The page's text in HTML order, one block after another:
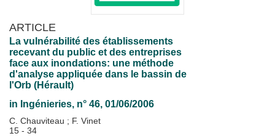
ARTICLE
La vulnérabilité des établissements
recevant du public et des entreprises
face aux inondations: une méthode
d'analyse appliquée dans le bassin de
l'Orb (Hérault)
in Ingénieries, n° 46, 01/06/2006
C. Chauviteau ; F. Vinet
15 - 34